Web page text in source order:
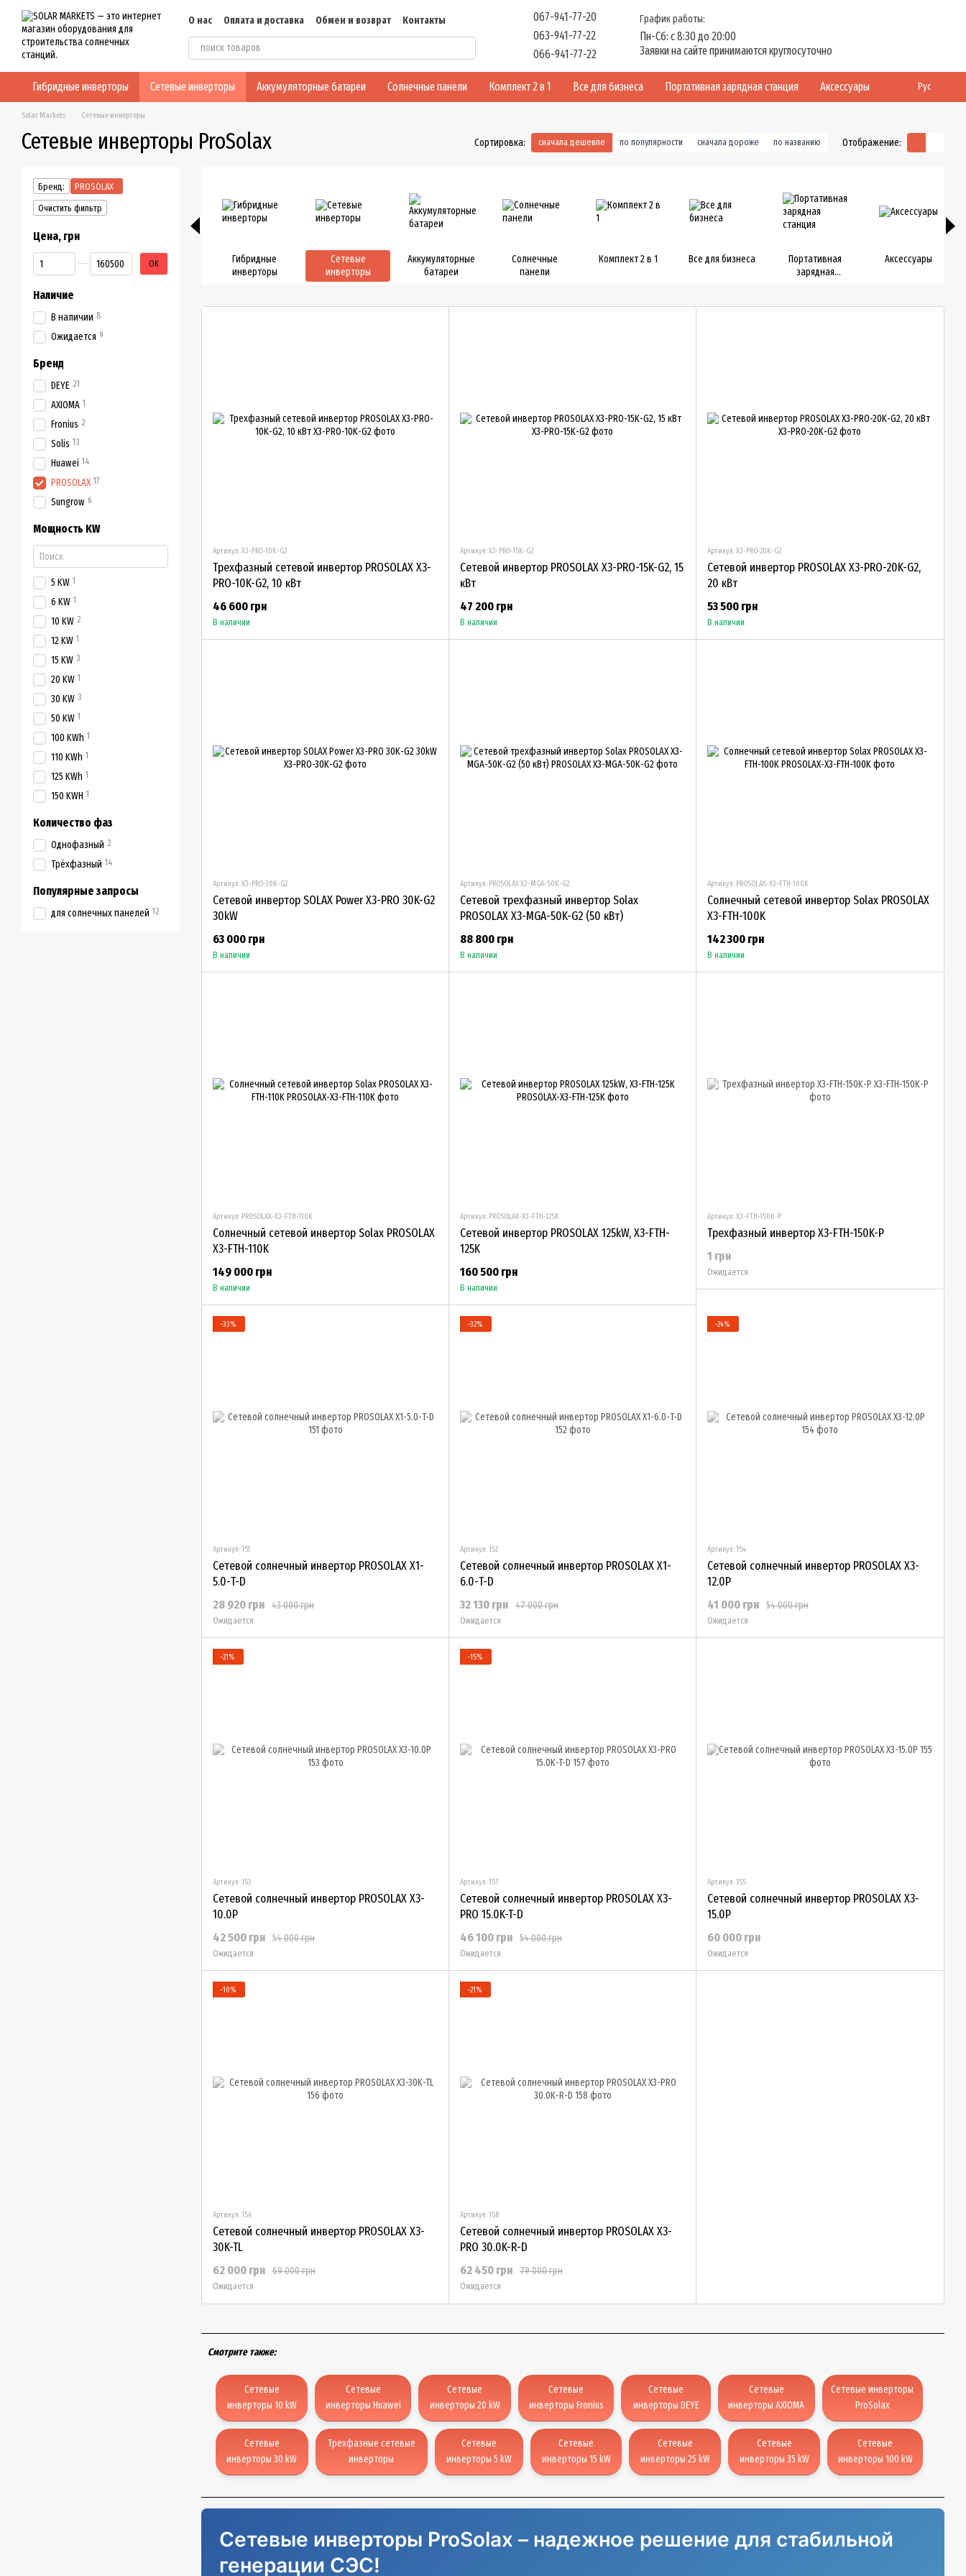
Перейти к основному контенту
О нас Оплата и доставка Обмен и возврат
Контакты
Блог
Конфиденциальность Отзывы
067-941-77-20
063-941-77-22
066-941-77-22
График работы:
Пн-Сб: с 8:30 до 20:00
Заявки на сайте принимаются круглосуточно
Гибридные инверторы Сетевые инверторы Аккумуляторные батареи Солнечные панели Комплект 2 в 1 Все для бизнеса Портативная зарядная станция Аксессуары Рус
Solar Markets Сетевые инверторы
Сетевые инверторы ProSolax Сортировка: сначала дешевле по популярности сначала дороже по названию Отображение:
Гибридные
инверторы
Сетевые
инверторы
Аккумуляторные
батареи
Солнечные
панели
Комплект 2 в 1 Все для бизнеса
Портативная
зарядная
Аксессуары
Смотрите также:
Сетевые
инверторы 10 kW
Сетевые
инверторы Huawei
Сетевые
инверторы 20 kW
Сетевые
инверторы Fronius
Сетевые
инверторы DEYE
Сетевые
инверторы AXIOMA
Сетевые инверторы
ProSolax
Сетевые
инверторы 30 kW
Трехфазные сетевые
инверторы
Сетевые
инверторы 5 kW
Сетевые
инверторы 15 kW
Сетевые
инверторы 25 kW
Сетевые
инверторы 35 kW
Сетевые
инверторы 100 kW
Сетевые инверторы ProSolax – надежное решение для стабильной
генерации СЭС!
Артикул: X3-PRO-10K-G2
Трехфазный сетевой инвертор PROSOLAX X3-
PRO-10K-G2, 10 кВт
46 600 грн
В наличии
Артикул: X3-PRO-15K-G2
Сетевой инвертор PROSOLAX X3-PRO-15K-G2, 15
кВт
47 200 грн
В наличии
Артикул: X3-PRO-20K-G2
Сетевой инвертор PROSOLAX X3-PRO-20K-G2,
20 кВт
53 500 грн
В наличии
Артикул: X3-PRO-30K-G2
Сетевой инвертор SOLAX Power X3-PRO 30K-G2
30kW
63 000 грн
В наличии
Артикул: PROSOLAX X3-MGA-50K-G2
Сетевой трехфазный инвертор Solax
PROSOLAX X3-MGA-50K-G2 (50 кВт)
88 800 грн
В наличии
Артикул: PROSOLAX-X3-FTH-100K
Солнечный сетевой инвертор Solax PROSOLAX
X3-FTH-100K
142 300 грн
В наличии
Артикул: PROSOLAX-X3-FTH-110K
Солнечный сетевой инвертор Solax PROSOLAX
X3-FTH-110K
149 000 грн
В наличии
Артикул: PROSOLAX-X3-FTH-125K
Сетевой инвертор PROSOLAX 125kW, X3-FTH-
125K
160 500 грн
В наличии
Артикул: X3-FTH-150K-P
Трехфазный инвертор X3-FTH-150K-P
1 грн
Ожидается
−33%
Артикул: 151
Сетевой солнечный инвертор PROSOLAX Х1-
5.0-T-D
43 000 грн
28 920 грн
Ожидается
−32%
Артикул: 152
Сетевой солнечный инвертор PROSOLAX Х1-
6.0-T-D
47 000 грн
32 130 грн
Ожидается
−24%
Артикул: 154
Сетевой солнечный инвертор PROSOLAX X3-
12.0P
54 000 грн
41 000 грн
Ожидается
−21%
Артикул: 153
Сетевой солнечный инвертор PROSOLAX X3-
10.0P
54 000 грн
42 500 грн
Ожидается
−15%
Артикул: 157
Сетевой солнечный инвертор PROSOLAX X3-
PRO 15.0K-T-D
54 000 грн
46 100 грн
Ожидается
Артикул: 155
Сетевой солнечный инвертор PROSOLAX X3-
15.0P
60 000 грн
Ожидается
−10%
Артикул: 156
Сетевой солнечный инвертор PROSOLAX X3-
30K-TL
69 000 грн
62 000 грн
Ожидается
−21%
Артикул: 158
Сетевой солнечный инвертор PROSOLAX Х3-
PRO 30.0K-R-D
79 000 грн
62 450 грн
Ожидается
Бренд:
PROSOLAX
Очистить фильтр
Цена, грн
От Цена, грн
До Цена, грн OK
Наличие
В наличии 8
Ожидается 9
Бренд
DEYE 21
AXIOMA 1
Fronius 2
Solis 13
Huawei 14
PROSOLAX 17
Sungrow 6
Мощность KW
5 KW 1
6 KW 1
10 KW 2
12 KW 1
15 KW 3
20 KW 1
30 KW 3
50 KW 1
100 KWh 1
110 KWh 1
125 KWh 1
150 KWH 1
Количество фаз
Однофазный 2
Трёхфазный 14
Популярные запросы
для солнечных панелей 12